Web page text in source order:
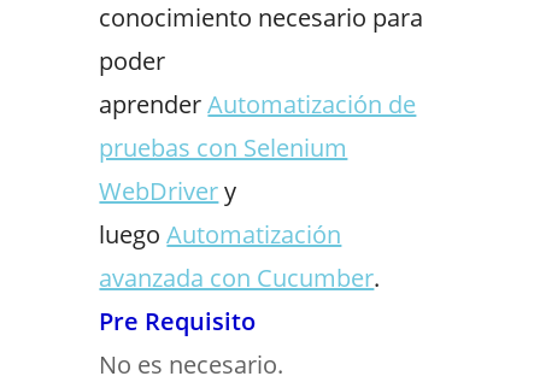
conocimiento necesario para
poder
aprenderAutomatización de
pruebas con Selenium
WebDrivery
luegoAutomatización
avanzada con Cucumber.
Pre Requisito
No es necesario.